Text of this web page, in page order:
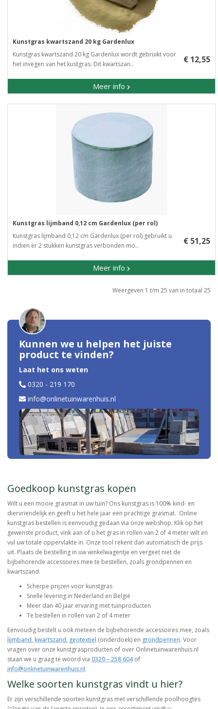
Kunstgras kwartszand 20 kg Gardenlux
Kunstgras kwartszand 20 kg Gardenlux wordt gebruikt voor
het invegen van het kustgras. Dit kwartszan..
Meer info
€ 12,55
Kunstgras lijmband 0,12 cm Gardenlux (per rol)
Kunstgras lijmband 0,12 cm Gardenlux (per rol) gebruikt u
indien er 2 stukken kunstgras verbonden mo..
Meer info
€ 51,25
Weergeven 1 t/m 25 van in totaal 25
Kunnen we u helpen het juiste
product te vinden?
Laat het ons weten
0320 - 219 170
info@onlinetuinwarenhuis.nl
Goedkoop kunstgras kopen
Wilt u een mooie grasmat in uw tuin? Ons kunstgras is 100% kind- en
diervriendelijk en geeft u het hele jaar een prachtige grasmat. Online
kunstgras bestellen is eenvoudig gedaan via onze webshop. Klik op het
gewenste product, vink aan of u het gras in rollen van 2 of 4 meter wilt en
vul uw totale oppervlakte in. Onze tool rekent dan automatisch de prijs
uit. Plaats de bestelling in uw winkelwagentje en vergeet niet de
bijbehorende accessoires mee te bestellen, zoals grondpennen en
kwartszand.
Scherpe prijzen voor kunstgras
Snelle levering in Nederland en België
Meer dan 40 jaar ervaring met tuinproducten
Te bestellen in rollen van 2 of 4 meter
Eenvoudig bestelt u ook meteen de bijbehorende accessoires mee, zoals
lijmband, kwartszand, geotextiel (onderdoek) en grondpennen. Voor
vragen over onze kunstgrasproducten of over Onlinetuinwarenhuis.nl
staan we u graag te woord via 0320 – 258 604of
info@onlinetuinwarenhuis.nl.
Welke soorten kunstgras vindt u hier?
Er zijn verschillende soorten kunstgras met verschillende poolhoogtes